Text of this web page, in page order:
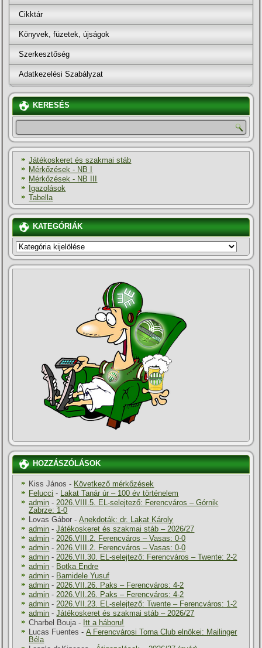
Cikktár
Könyvek, füzetek, újságok
Szerkesztőség
Adatkezelési Szabályzat
KERESÉS
Játékoskeret és szakmai stáb
Mérkőzések - NB I
Mérkőzések - NB III
Igazolások
Tabella
KATEGÓRIÁK
KATEGÓRIÁK
HOZZÁSZÓLÁSOK
Kiss János - Következő mérkőzések
Felucci - Lakat Tanár úr – 100 év történelem
admin -2026.VIII.5. EL-selejtező: Ferencváros – Górnik
Zabrze: 1-0
Lovas Gábor -Anekdoták: dr. Lakat Károly
admin -Játékoskeret és szakmai stáb – 2026/27
admin -2026.VIII.2. Ferencváros – Vasas: 0-0
admin -2026.VIII.2. Ferencváros – Vasas: 0-0
admin -2026.VII.30. EL-selejtező: Ferencváros – Twente: 2-2
admin - Botka Endre
admin - Bamidele Yusuf
admin -2026.VII.26. Paks – Ferencváros: 4-2
admin -2026.VII.26. Paks – Ferencváros: 4-2
admin -2026.VII.23. EL-selejtező: Twente – Ferencváros: 1-2
admin -Játékoskeret és szakmai stáb – 2026/27
Charbel Bouja- Itt a háboru!
Lucas Fuentes -A Ferencvárosi Torna Club elnökei: Mailinger
Béla